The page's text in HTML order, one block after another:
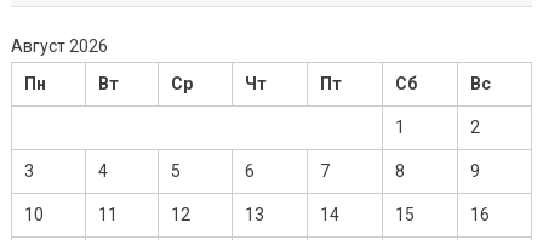
Август 2026
Пн
Вт Ср Чт Пт Сб Вс
1 2
3 4 5 6 7 8 9
10 11 12 13 14 15 16